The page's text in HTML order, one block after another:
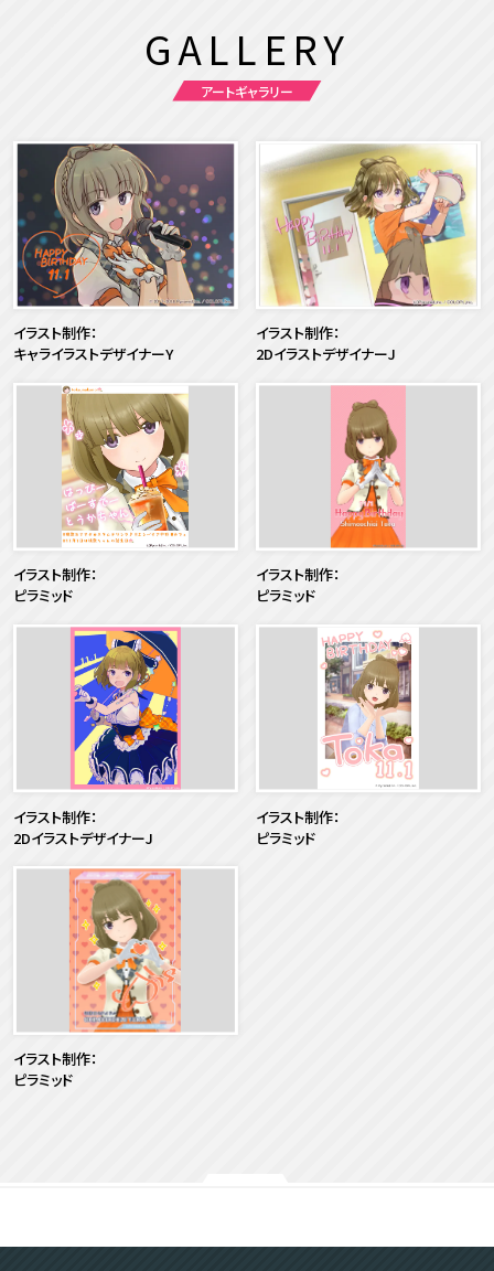
GALLERY
アートギャラリー
イラスト制作：
キャライラストデザイナーY
イラスト制作：
2DイラストデザイナーJ
イラスト制作：
ピラミッド
イラスト制作：
ピラミッド
イラスト制作：
2DイラストデザイナーJ
イラスト制作：
ピラミッド
イラスト制作：
ピラミッド